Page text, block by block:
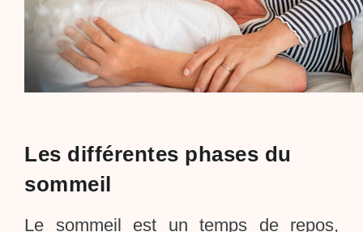
Les différentes phases du
sommeil
Le sommeil est un temps de repos,